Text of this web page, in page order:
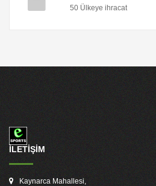
50 Ülkeye ihracat
İLETİŞİM
Kaynarca Mahallesi,